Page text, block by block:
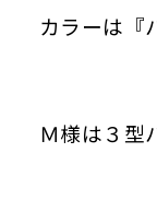
カラーは『
Ｍ様は３型